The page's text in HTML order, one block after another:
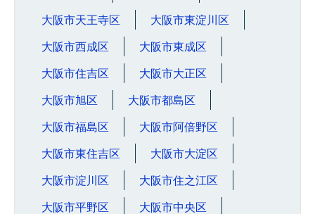
大阪市天王寺区 大阪市東淀川区
大阪市西成区 大阪市東成区
大阪市住吉区 大阪市大正区
大阪市旭区 大阪市都島区
大阪市福島区 大阪市阿倍野区
大阪市東住吉区 大阪市大淀区
大阪市淀川区 大阪市住之江区
大阪市平野区 大阪市中央区